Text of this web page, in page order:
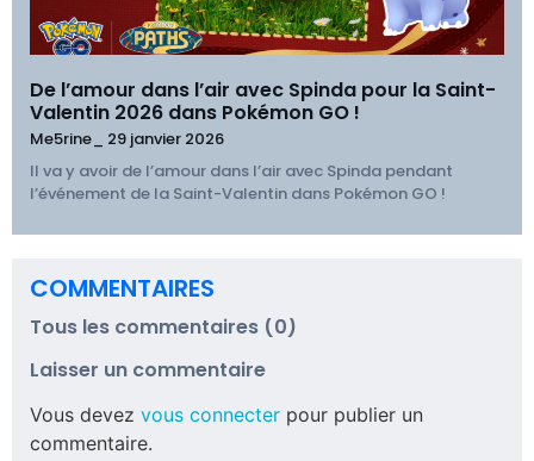
De l’amour dans l’air avec Spinda pour la Saint-
Valentin 2026 dans Pokémon GO !
Me5rine_ 29 janvier 2026
Il va y avoir de l’amour dans l’air avec Spinda pendant
l’événement de la Saint-Valentin dans Pokémon GO !
COMMENTAIRES
Tous les commentaires (0)
Laisser un commentaire
Vous devez vous connecter pour publier un
commentaire.